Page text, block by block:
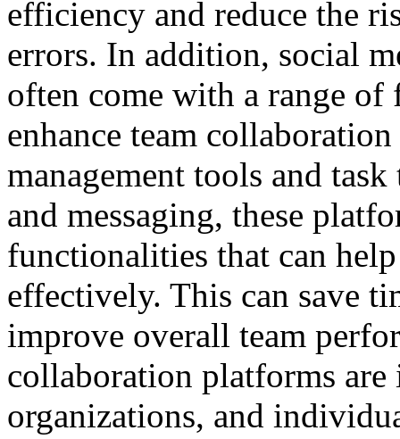
efficiency and reduce the
errors. In addition, social
often come with a range of
enhance team
management tools and
and messaging, these
functionalities that can
effectively. This can save
improve overall team
collaboration platforms are
organizations, and